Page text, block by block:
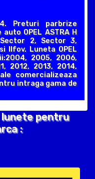
Preturi parbrize
OPEL ASTRA H
2, Sector 3,
Ilfov. Luneta OPEL
2005, 2006,
2012, 2013, 2014,
comercializeaza
intraga gama de
pentru
: